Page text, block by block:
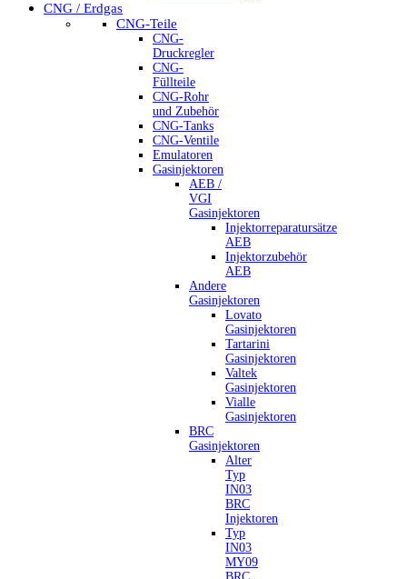
CNG / Erdgas
CNG-Teile
CNG-
Druckregler
CNG-
Füllteile
CNG-Rohr
und Zubehör
CNG-Tanks
CNG-Ventile
Emulatoren
Gasinjektoren
AEB /
VGI
Gasinjektoren
Injektorreparatursätze
AEB
Injektorzubehör
AEB
Andere
Gasinjektoren
Lovato
Gasinjektoren
Tartarini
Gasinjektoren
Valtek
Gasinjektoren
Vialle
Gasinjektoren
BRC
Gasinjektoren
Alter
Typ
IN03
BRC
Injektoren
Typ
IN03
MY09